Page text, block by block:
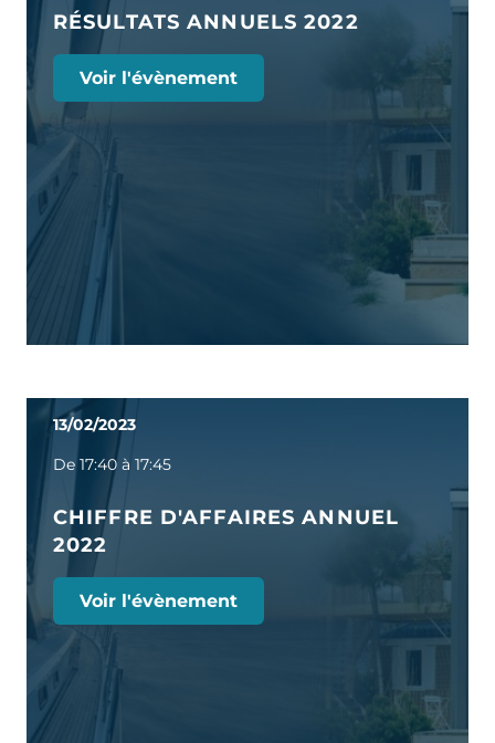
RÉSULTATS ANNUELS 2022
Voir l'évènement
13/02/2023
De 17:40 à 17:45
CHIFFRE D'AFFAIRES ANNUEL
2022
Voir l'évènement